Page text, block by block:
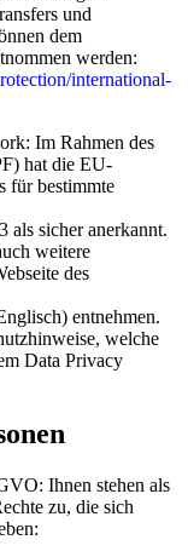
und
dem
werden:
international-
Im Rahmen des
hat die EU-
für bestimmte
als sicher anerkannt.
weitere
des
entnehmen.
welche
Data Privacy
Ihnen stehen als
zu, die sich